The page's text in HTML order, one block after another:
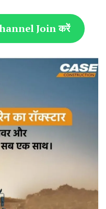
Join करें